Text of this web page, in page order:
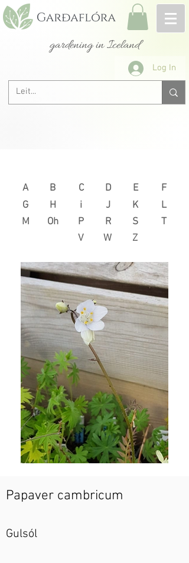
gardening in Iceland
Log In
A
G
M
B
H
Oh
C D
E
i
J
K
P
R
S
V
W Z
F
L
T
Papaver cambricum
Gulsól